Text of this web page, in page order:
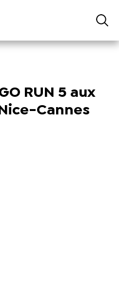
RUN 5 aux
Cannes